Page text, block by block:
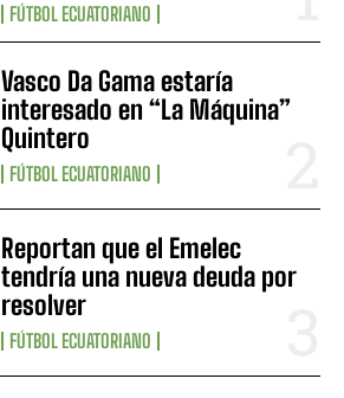
FÚTBOL ECUATORIANO
Vasco Da Gama estaría
interesado en “La Máquina”
Quintero
FÚTBOL ECUATORIANO
Reportan que el Emelec
tendría una nueva deuda por
resolver
FÚTBOL ECUATORIANO